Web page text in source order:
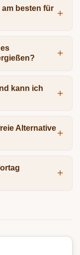
besten für
kann ich
Alternative